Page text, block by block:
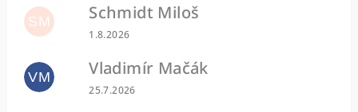
SM Schmidt Miloš
Hodnotenie obchodu je 5 z 5 hviezdičiek.
1.8.2026
VM Vladimír Mačák
Hodnotenie obchodu je 5 z 5 hviezdičiek.
25.7.2026